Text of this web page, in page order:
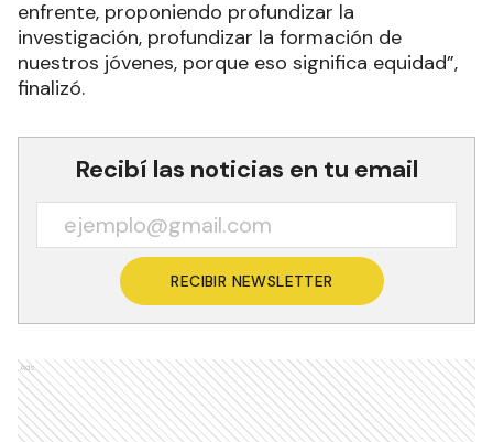
enfrente, proponiendo profundizar la
investigación, profundizar la formación de
nuestros jóvenes, porque eso significa equidad”,
finalizó.
Recibí las noticias en tu email
RECIBIR NEWSLETTER
Ads